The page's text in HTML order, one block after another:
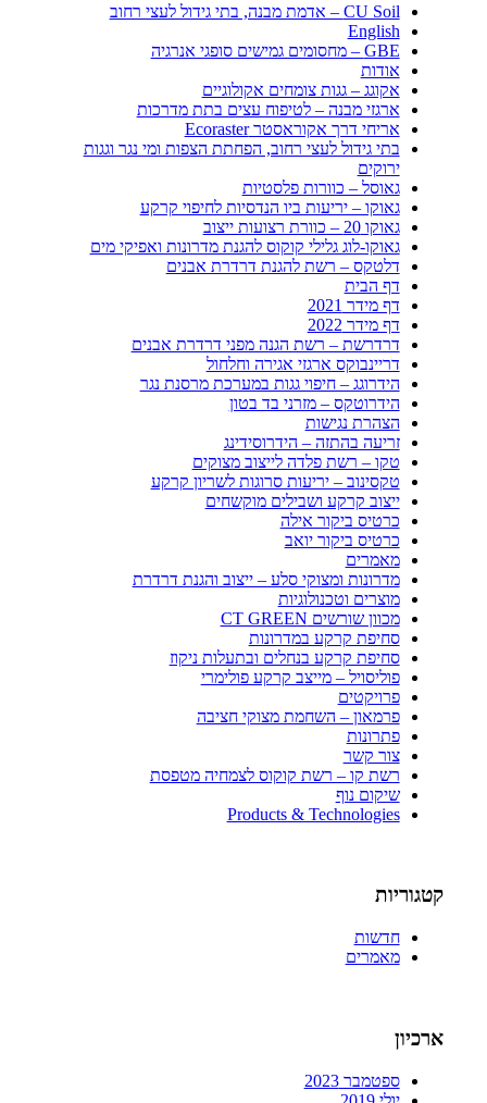
CU Soil – אדמת מבנה, בתי גידול לעצי רחוב
English
GBE – מחסומים גמישים סופגי אנרגיה
אודות
אקוגג – גגות צומחים אקולוגיים
ארגזי מבנה – לטיפוח עצים בתת מדרכות
אריחי דרך אקוראסטר Ecoraster
בתי גידול לעצי רחוב, הפחתת הצפות ומי נגר וגגות
ירוקים
גאוסל – כוורות פלסטיות
גאוקו – יריעות ביו הנדסיות לחיפוי קרקע
גאוקו 20 – כוורת רצועות ייצוב
גאוקו-לוג גלילי קוקוס להגנת מדרונות ואפיקי מים
דלטקס – רשת להגנת דרדרת אבנים
דף הבית
דף מידר 2021
דף מידר 2022
דרדרשת – רשת הגנה מפני דרדרת אבנים
דריינבוקס ארגזי אגירה וחלחול
הידרוגג – חיפוי גגות במערכת מרסנת נגר
הידרוטקס – מזרני בד בטון
הצהרת נגישות
זריעה בהתזה – הידרוסידינג
טקו – רשת פלדה לייצוב מצוקים
טקסינוב – יריעות סרוגות לשריון קרקע
ייצוב קרקע ושבילים מוקשחים
כרטיס ביקור אילה
כרטיס ביקור יואב
מאמרים
מדרונות ומצוקי סלע – ייצוב והגנת דרדרת
מוצרים וטכנולוגיות
מכוון שורשים CT GREEN
סחיפת קרקע במדרונות
סחיפת קרקע בנחלים ובתעלות ניקוז
פוליסויל – מייצב קרקע פולימרי
פרויקטים
פרמאון – השחמת מצוקי חציבה
פתרונות
צור קשר
רשת קו – רשת קוקוס לצמחיה מטפסת
שיקום נוף
Products & Technologies
קטגוריות
חדשות
מאמרים
ארכיון
ספטמבר 2023